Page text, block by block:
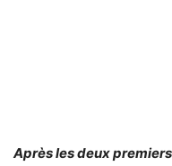
Après les deux